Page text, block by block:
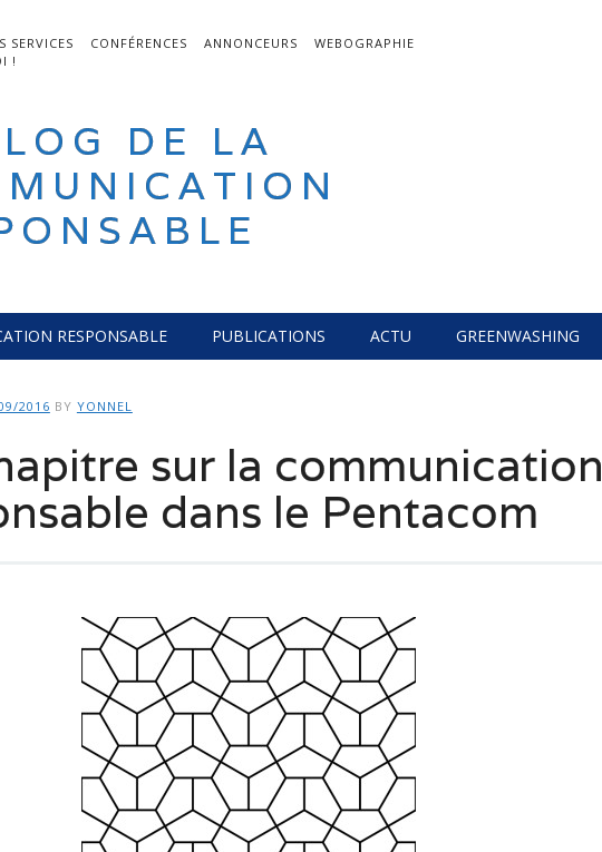
SERVICES CONFÉRENCES ANNONCEURS
WEBOGRAPHIE
!
DE LA
RESPONSABLE PUBLICATIONS ACTU GREENWASHING
2016 BY YONNEL
sur la communication
dans le Pentacom